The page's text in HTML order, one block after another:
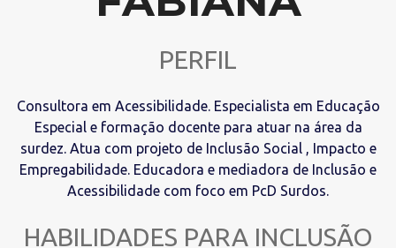
PERFIL
Consultora em Acessibilidade. Especialista em Educação
Especial e formação docente para atuar na área da
surdez. Atua com projeto de Inclusão Social , Impacto e
Empregabilidade. Educadora e mediadora de Inclusão e
Acessibilidade com foco em PcD Surdos.
HABILIDADES PARA INCLUSÃO